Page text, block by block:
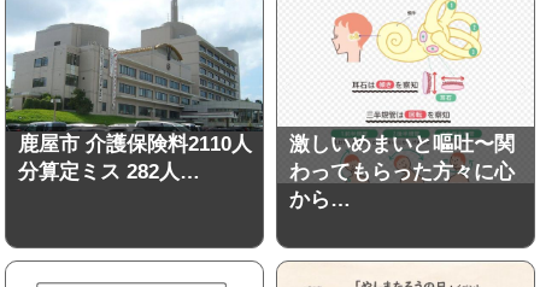
鹿屋市 介護保険料2110人
分算定ミス 282人…
激しいめまいと嘔吐〜関
わってもらった方々に心
から…